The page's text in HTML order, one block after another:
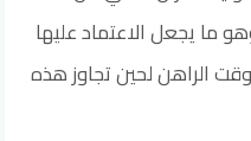
ما يجعل الاعتماد عليها
الراهن لحين تجاوز هذه